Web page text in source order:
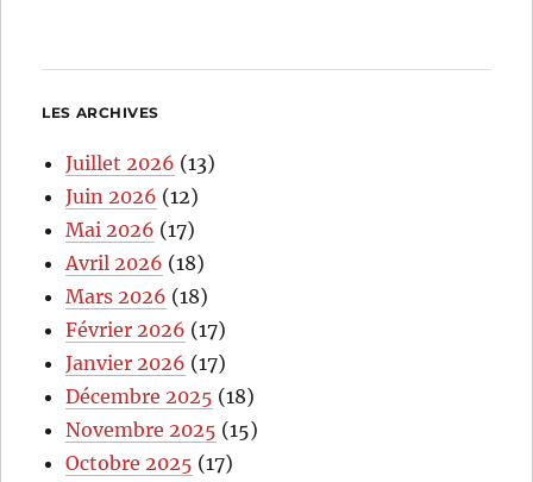
LES ARCHIVES
Juillet 2026 (13)
Juin 2026 (12)
Mai 2026 (17)
Avril 2026 (18)
Mars 2026 (18)
Février 2026 (17)
Janvier 2026 (17)
Décembre 2025 (18)
Novembre 2025 (15)
Octobre 2025 (17)